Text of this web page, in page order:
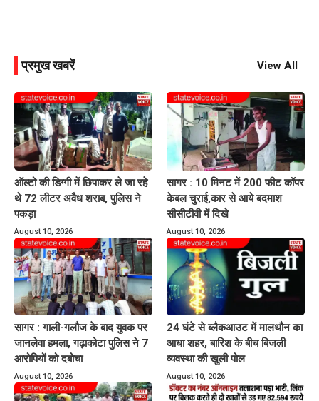
प्रमुख खबरें View All
ऑल्टो की डिग्गी में छिपाकर ले जा रहे
थे 72 लीटर अवैध शराब, पुलिस ने
पकड़ा
August 10, 2026
सागर : 10 मिनट में 200 फीट कॉपर
केबल चुराई,कार से आये बदमाश
सीसीटीवी में दिखे
August 10, 2026
सागर : गाली-गलौज के बाद युवक पर
जानलेवा हमला, गढ़ाकोटा पुलिस ने 7
आरोपियों को दबोचा
August 10, 2026
24 घंटे से ब्लैकआउट में मालथौन का
आधा शहर, बारिश के बीच बिजली
व्यवस्था की खुली पोल
August 10, 2026